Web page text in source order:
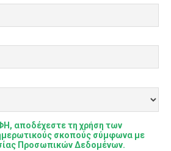
αποδέχεστε τη χρήση των
σκοπούς σύμφωνα με
Προσωπικών Δεδομένων.